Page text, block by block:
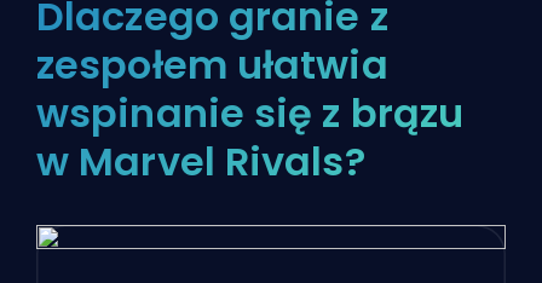
Dlaczego granie z
zespołem ułatwia
wspinanie się z brązu
w Marvel Rivals?